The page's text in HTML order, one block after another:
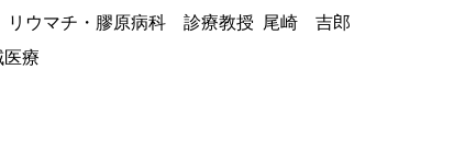
リウマチ・膠原病科 診療教授 尾崎 吉郎
療